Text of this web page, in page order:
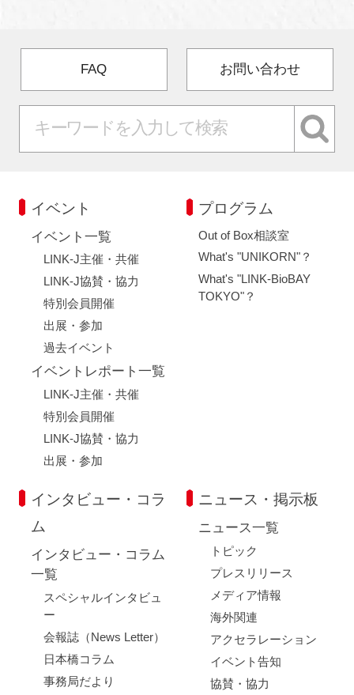
FAQ お問い合わせ
イベント
イベント一覧
LINK-J主催・共催
LINK-J協賛・協力
特別会員開催
出展・参加
過去イベント
イベントレポート一覧
LINK-J主催・共催
特別会員開催
LINK-J協賛・協力
出展・参加
プログラム
Out of Box相談室
What's "UNIKORN"？
What's "LINK-BioBAY
TOKYO"？
インタビュー・コラ
ム
インタビュー・コラム
一覧
スペシャルインタビュ
ー
会報誌（News Letter）
日本橋コラム
事務局だより
ニュース・掲示板
ニュース一覧
トピック
プレスリリース
メディア情報
海外関連
アクセラレーション
イベント告知
協賛・協力